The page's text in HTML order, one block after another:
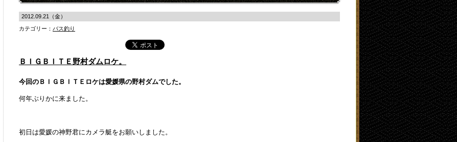
2012.09.21（金）
カテゴリー： バス釣り
ＢＩＧＢＩＴＥ野村ダムロケ。
今回のＢＩＧＢＩＴＥロケは愛媛県の野村ダムでした。
何年ぶりかに来ました。
初日は愛媛の神野君にカメラ艇をお願いしました。